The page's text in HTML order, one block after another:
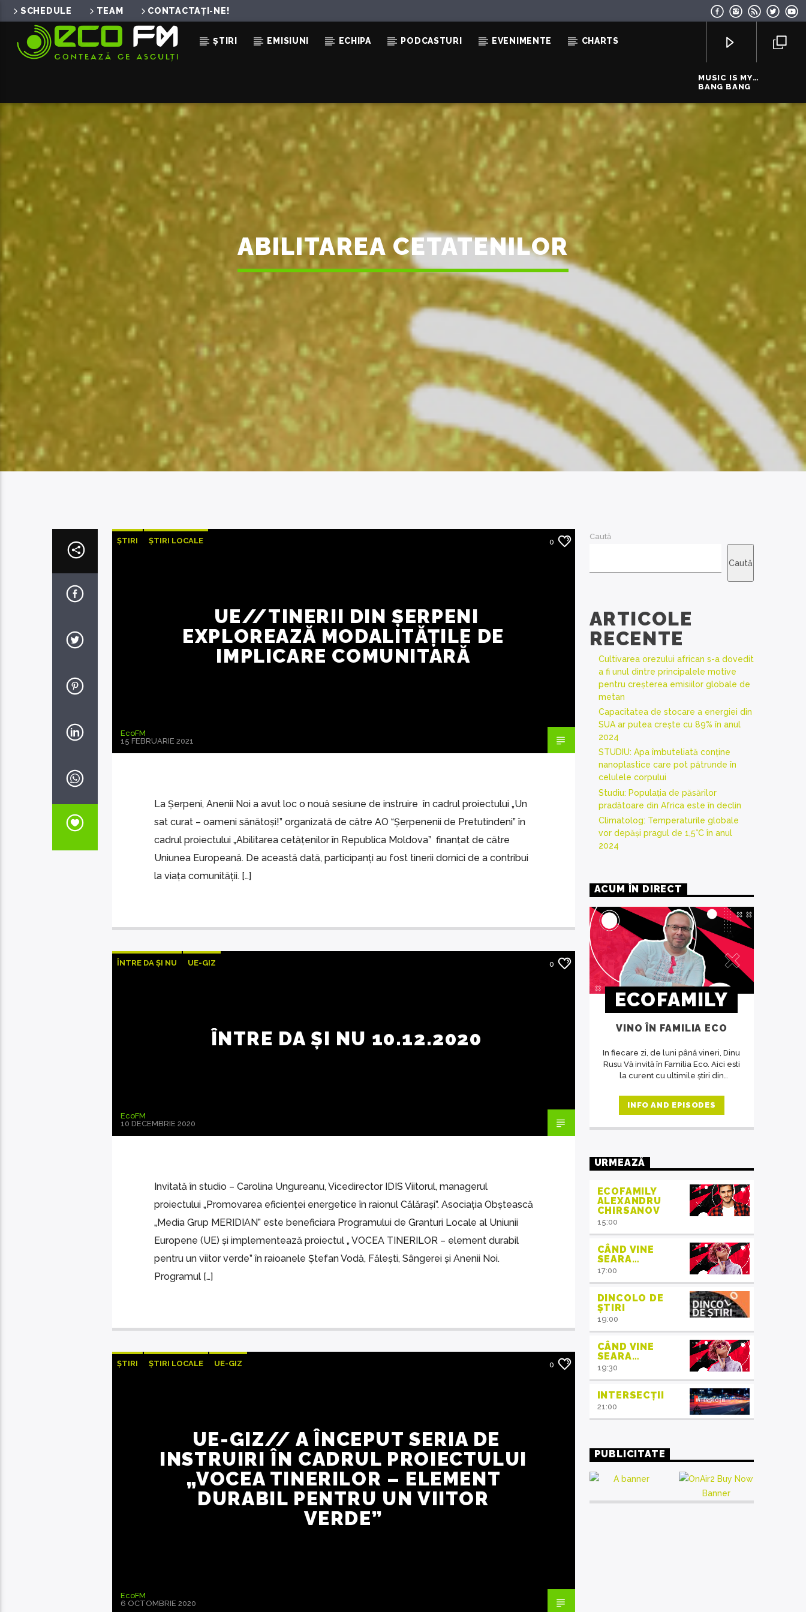
SCHEDULE TEAM CONTACTAȚI-NE!
ȘTIRI EMISIUNI ECHIPA PODCASTURI EVENIMENTE CHARTS
MUSIC IS MY
GIRLFRIEND
BANG BANG
ACUM ÎN DIRECT
MUSIC IS MY GIRLFRIEND
BANG BANG
ABILITAREA CETATENILOR
ȘTIRI ȘTIRI LOCALE 0
UE//TINERII DIN ȘERPENI
EXPLOREAZĂ MODALITĂȚILE DE
IMPLICARE COMUNITARĂ
EcoFM
15 FEBRUARIE 2021
La Șerpeni, Anenii Noi a avut loc o nouă sesiune de instruire în cadrul proiectului „Un
sat curat – oameni sănătoși!” organizată de către AO “Șerpenenii de Pretutindeni” în
cadrul proiectului „Abilitarea cetățenilor în Republica Moldova” finanțat de către
Uniunea Europeană. De această dată, participanți au fost tinerii dornici de a contribui
la viața comunității. […]
ÎNTRE DA ȘI NU UE-GIZ 0
ÎNTRE DA ȘI NU 10.12.2020
EcoFM
10 DECEMBRIE 2020
Invitată în studio – Carolina Ungureanu, Vicedirector IDIS Viitorul, managerul
proiectului „Promovarea eficienței energetice în raionul Călărași”. Asociația Obștească
„Media Grup MERIDIAN” este beneficiara Programului de Granturi Locale al Uniunii
Europene (UE) și implementează proiectul „ VOCEA TINERILOR – element durabil
pentru un viitor verde” în raioanele Ștefan Vodă, Fălești, Sângerei și Anenii Noi.
Programul […]
ȘTIRI ȘTIRI LOCALE UE-GIZ 0
UE-GIZ// A ÎNCEPUT SERIA DE
INSTRUIRI ÎN CADRUL PROIECTULUI
„VOCEA TINERILOR – ELEMENT
DURABIL PENTRU UN VIITOR
VERDE”
EcoFM
6 OCTOMBRIE 2020
Caută
Caută
ARTICOLE
RECENTE
Cultivarea orezului african s-a dovedit
a fi unul dintre principalele motive
pentru creșterea emisiilor globale de
metan
Capacitatea de stocare a energiei din
SUA ar putea crește cu 89% în anul
2024
STUDIU: Apa îmbuteliată conține
nanoplastice care pot pătrunde în
celulele corpului
Studiu: Populația de păsărilor
pradătoare din Africa este în declin
Climatolog: Temperaturile globale
vor depăși pragul de 1,5°C în anul
2024
ACUM ÎN DIRECT
ECOFAMILY
VINO ÎN FAMILIA ECO
In fiecare zi, de luni până vineri, Dinu
Rusu Vă invită în Familia Eco. Aici esti
la curent cu ultimile știri din
cadrul interviurilor de la ora 14,
invitații emisiunii ne crează acea
INFO AND EPISODES
URMEAZĂ
ECOFAMILY
ALEXANDRU
CHIRSANOV
15:00
CÂND VINE
SEARA…
17:00
DINCOLO DE
ȘTIRI
19:00
CÂND VINE
SEARA…
19:30
INTERSECȚII
21:00
PUBLICITATE